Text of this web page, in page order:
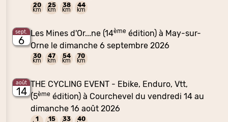
20
km
25
km
38
km
44
km
sept.
6
Les Mines d'Or...ne (14ème édition) à May-sur-
Orne le dimanche 6 septembre 2026
30
km
47
km
54
km
70
km
août
14
THE CYCLING EVENT - Ebike, Enduro, Vtt,
(5ème édition) à Courchevel du vendredi 14 au
dimanche 16 août 2026
1 15 33 40